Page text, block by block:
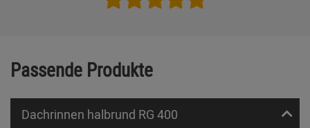
Passende Produkte
Dachrinnen halbrund RG 400